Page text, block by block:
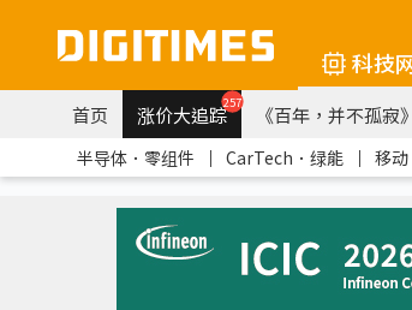
科技
首页 涨价大追踪257 《百年，并不孤寂
半导体．零组件 ｜ CarTech．绿能 ｜ 移